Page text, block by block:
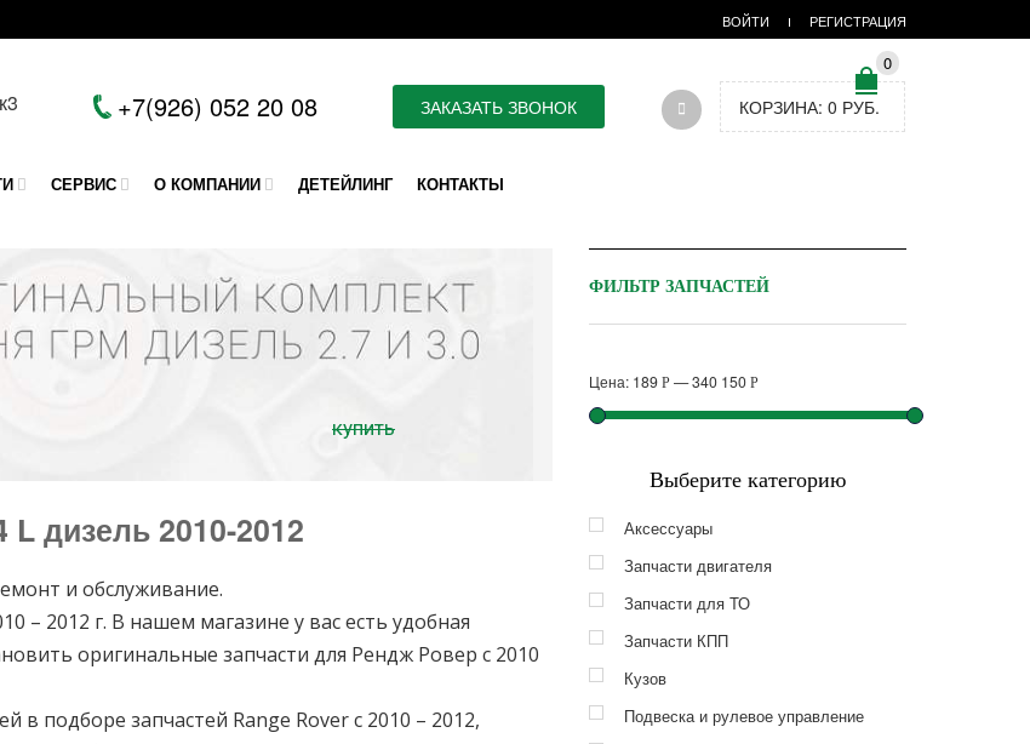
ВОЙТИ РЕГИСТРАЦИЯ
+7(926) 052 20 08 ЗАКАЗАТЬ ЗВОНОК
0
КОРЗИНА: 0 РУБ.
СЕРВИС О КОМПАНИИ ДЕТЕЙЛИНГ КОНТАКТЫ
купить
L дизель 2010-2012
и обслуживание.
– 2012 г. В нашем магазине у вас есть удобная
оригинальные запчасти для Рендж Ровер с 2010
подборе запчастей Range Rover с 2010 – 2012,
ФИЛЬТР ЗАПЧАСТЕЙ
Цена: 189 Р—340 150 Р
Выберите категорию
Аксессуары
Запчасти двигателя
Запчасти для ТО
Запчасти КПП
Кузов
Подвеска и рулевое управление